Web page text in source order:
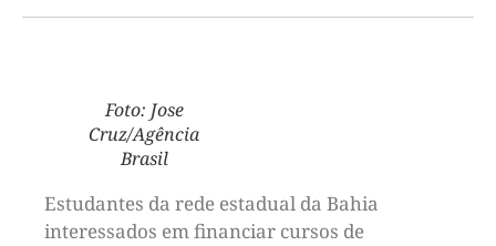
Foto: Jose
Cruz/Agência
Brasil
Estudantes da rede estadual da Bahia
interessados em financiar cursos de